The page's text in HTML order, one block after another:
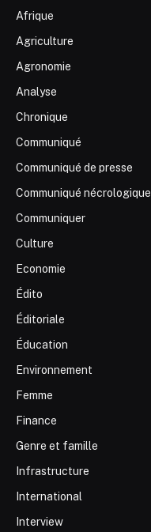
Afrique
Agriculture
Agronomie
Analyse
Chronique
Communiqué
Communiqué de presse
Communiqué nécrologique
Communiquer
Culture
Economie
Édito
Éditoriale
Éducation
Environnement
Femme
Finance
Genre et famille
Infrastructure
International
Interview